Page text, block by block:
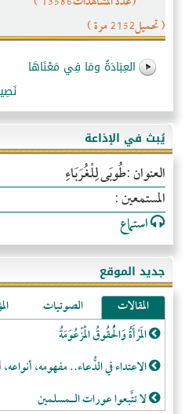
( تحميل2152 مرة )
العِبَادَةُ ومَا فِي مَعْنَاهَا
يُبث في الإذاعة
العنوان :طُوبَى لِلْغُرَبَاءِ
المستمعين :
استماع
جديد الموقع
المقالات الصوتيات
المَرْأَةُ وَالْحُقُوقُ الْمَزْعُوَمَةُ
الاعتداء في الدُّعاء.. مفهومه،
لا تتَّبعوا عورات الـمسلمين